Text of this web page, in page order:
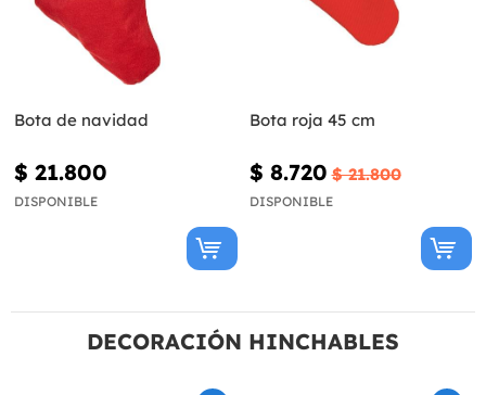
Bota de navidad
$ 21.800
DISPONIBLE
Bota roja 45 cm
$ 8.720 $ 21.800
DISPONIBLE
DECORACIÓN HINCHABLES